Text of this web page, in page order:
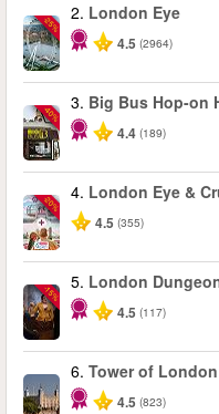
-25%
2. London Eye
4.5 (2964)
-40%
3. Big Bus Hop-on
4.4 (189)
-20%
4. London Eye &
4.5 (355)
-15%
5. London
4.5 (117)
6. Tower of London
4.5 (823)